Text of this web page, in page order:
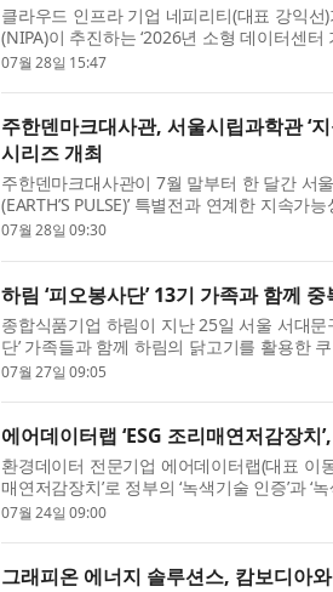
클라우드 인프라 기업 네피리티(대표 강익
(NIPA)이 추진하는 ‘2026년 소형 데이터센
관으로 최종 선정됐다고 밝혔다. 전국 10개
07월 28일 15:47
주한덴마크대사관, 서울시립과학관 ‘
시리즈 개최
주한덴마크대사관이 7월 말부터 한 달간 서
(EARTH’S PULSE)’ 특별전과 연계한 지속가
관이 협력 기관으로 참여한 전시로, 대사관
07월 28일 09:30
하림 ‘피오봉사단’ 13기 가족과 함께
종합식품기업 하림이 지난 25일 서울 서대문
단’ 가족들과 함께 하림의 닭고기를 활용한
하림 임직원과 소비자 가족들이 함께 탄소
07월 27일 09:05
에어데이터랩 ‘ESG 조리매연저감장
환경데이터 전문기업 에어데이터랩(대표 이
매연저감장치’로 정부의 ‘녹색기술 인증’과
혔다. 이번 인증은 ‘기후위기 대응을 위한 탄
07월 24일 09:00
그래피온 에너지 솔루션스, 캄보디아